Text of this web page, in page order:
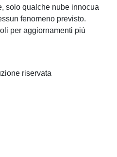
solo qualche nube innocua
fenomeno previsto.
per aggiornamenti più
riservata